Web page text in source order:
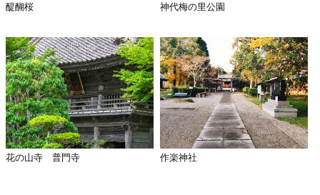
醍醐桜 神代梅の里公園
花の山寺 普門寺 作楽神社